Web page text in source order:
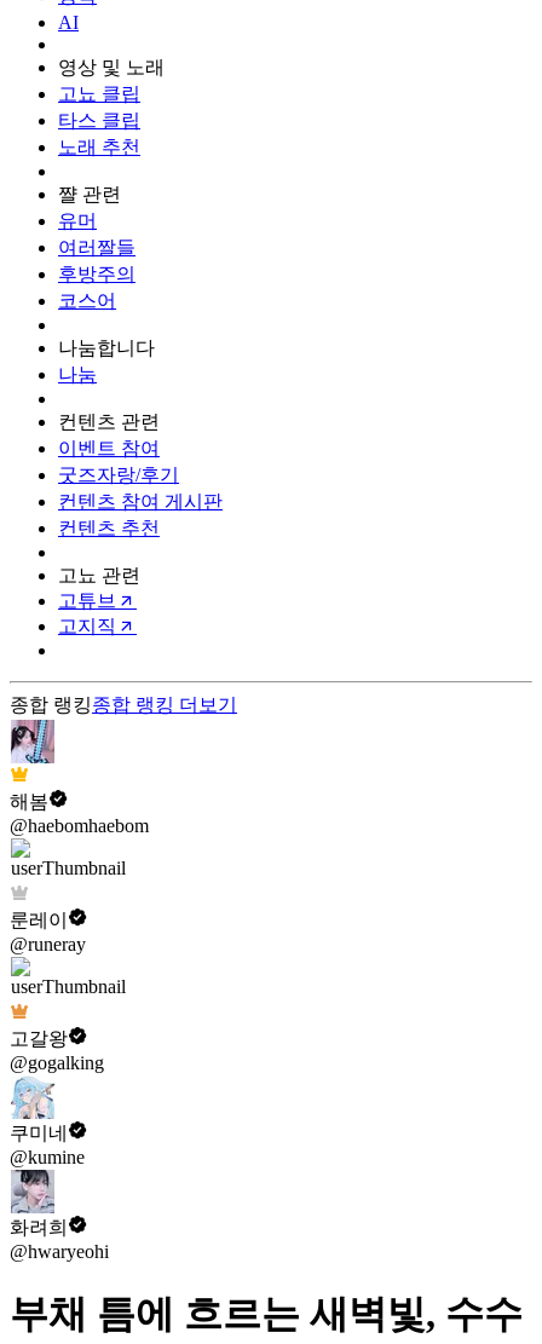
AI
영상 및 노래
고뇨 클립
타스 클립
노래 추천
쨜 관련
유머
여러짤들
후방주의
코스어
나눔합니다
나눔
컨텐츠 관련
이벤트 참여
굿즈자랑/후기
컨텐츠 참여 게시판
컨텐츠 추천
고뇨 관련
고튜브
고지직
종합 랭킹종합 랭킹 더보기
해봄
@haebomhaebom
룬레이
@runeray
고갈왕
@gogalking
쿠미네
@kumine
화려희
@hwaryeohi
부채 틈에 흐르는 새벽빛, 수수